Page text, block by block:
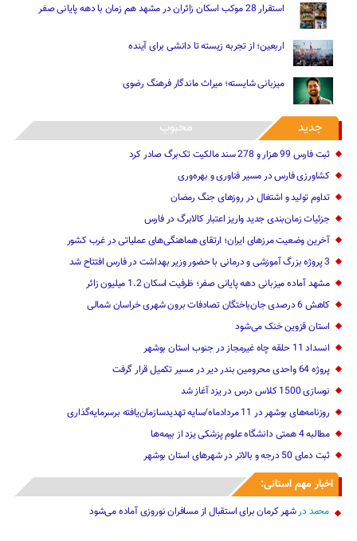
استقرار 28 موکب اسکان زائران در مشهد هم زمان با دهه پایانی صفر
اربعین؛ از تجربه زیسته تا دانشی برای آینده
میزبانی شایسته؛ میراث ماندگار فرهنگ رضوی
جدید محبوب
ثبت فارس 99 هزار و 278 سند مالکیت تک‌برگ صادر کرد
کشاورزی فارس در مسیر فناوری و بهره‌وری
تداوم تولید و اشتغال در روزهای جنگ رمضان
جزئیات زمان‌بندی جدید واریز اعتبار کالابرگ در فارس
آخرین وضعیت مرزهای ایران؛ ارتقای هماهنگی‌های عملیاتی در غرب کشور
3 پروژه بزرگ آموزشی و درمانی با حضور وزیر بهداشت در فارس افتتاح شد
مشهد آماده میزبانی دهه پایانی صفر؛ ظرفیت اسکان 1.2 میلیون زائر
کاهش 6 درصدی جان‌باختگان تصادفات برون شهری خراسان شمالی
استان قزوین خنک‌ می‌شود
انسداد 11 حلقه چاه غیرمجاز در جنوب استان بوشهر
پروژه 64 واحدی محرومین بندر دیر در مسیر تکمیل قرار گرفت
نوسازی 1500 کلاس درس در یزد آغاز شد
روزنامه‌های بوشهر در 11 مردادماه/سایه تهدیدسازمان‌یافته برسرمایه‌گذاری
مطالبه 4 همتی دانشگاه علوم پزشکی یزد از بیمه‌ها
ثبت دمای 50 درجه و بالاتر در شهرهای استان بوشهر
اخبار مهم استانی:
محمد درشهر کرمان برای استقبال از مسافران نوروزی آماده می‌شود